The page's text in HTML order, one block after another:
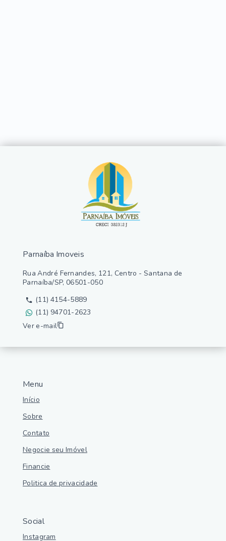
Menu
Início
Sobre
Contato
Negocie seu Imóvel
Financie
Politica de privacidade
Social
Instagram
Parnaíba Imoveis
Rua André Fernandes, 121, Centro - Santana de
Parnaíba/SP, 06501-050
(11) 4154-5889
(11) 94701-2623
Ver e-mail